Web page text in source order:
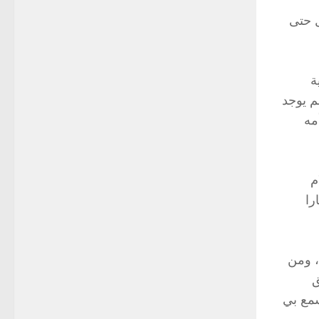
حتى
يوجد
، ومن
بي